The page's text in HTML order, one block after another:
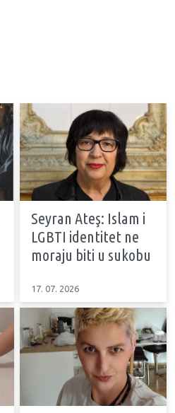
Seyran Ateş: Islam i
LGBTI identitet ne
moraju biti u sukobu
17. 07. 2026